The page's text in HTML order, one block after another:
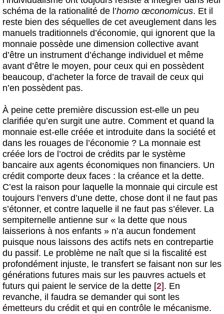
schéma de la rationalité de l’homo œconomicus. Et il
reste bien des séquelles de cet aveuglement dans les
manuels traditionnels d’économie, qui ignorent que la
monnaie possède une dimension collective avant
d’être un instrument d’échange individuel et même
avant d’être le moyen, pour ceux qui en possèdent
beaucoup, d’acheter la force de travail de ceux qui
n’en possèdent pas.
À peine cette première discussion est-elle un peu
clarifiée qu’en surgit une autre. Comment et quand la
monnaie est-elle créée et introduite dans la société et
dans les rouages de l’économie ? La monnaie est
créée lors de l’octroi de crédits par le système
bancaire aux agents économiques non financiers. Un
crédit comporte deux faces : la créance et la dette.
C’est la raison pour laquelle la monnaie qui circule est
toujours l’envers d’une dette, chose dont il ne faut pas
s’étonner, et contre laquelle il ne faut pas s’élever. La
sempiternelle antienne sur « la dette que nous
laisserions à nos enfants » n’a aucun fondement
puisque nous laissons des actifs nets en contrepartie
du passif. Le problème ne naît que si la fiscalité est
profondément injuste, le transfert se faisant non sur les
générations futures mais sur les pauvres actuels et
futurs qui paient le service de la dette [2]. En
revanche, il faudra se demander qui sont les
émetteurs du crédit et qui en contrôle le mécanisme.